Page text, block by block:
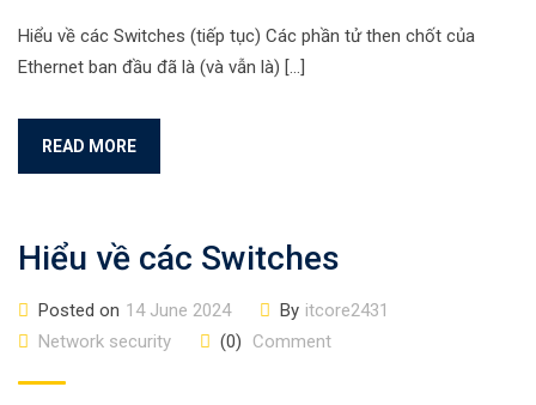
Hiểu về các Switches (tiếp tục) Các phần tử then chốt của
Ethernet ban đầu đã là (và vẫn là) […]
READ MORE
Hiểu về các Switches
Posted on 14 June 2024 By itcore2431
Network security
(0) Comment